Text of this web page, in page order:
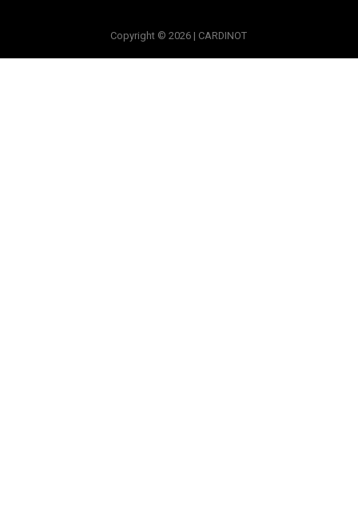
Copyright © 2026 | CARDINOT